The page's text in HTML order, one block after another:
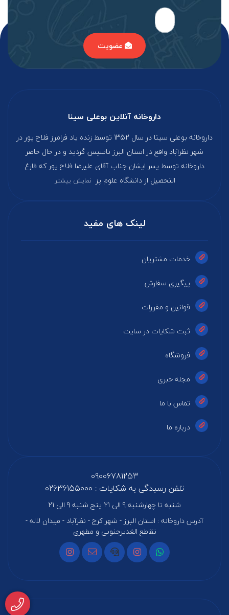
عضویت
داروخانه آنلاین بوعلی سینا
داروخانه بوعلی سینا در سال 1352 توسط زنده یاد فرامرز فلاح پور در
شهر نظرآباد واقع در استان البرز تاسیس گردید و در حال حاضر
داروخانه توسط پسر ایشان جناب آقای علیرضا فلاح پور که فارغ‌
التحصیل از دانشگاه علوم پز نمایش بیشتر
لینک های مفید
خدمات مشتریان
پیگیری سفارش
قوانین و مقررات
ثبت شکایات در سایت
فروشگاه
مجله خبری
تماس با ما
درباره ما
09006781253
تلفن رسیدگی به شکایات : 02636155000
شنبه تا چهارشنبه 9 الی 21 پنج شنبه 9 الی 21
آدرس داروخانه : استان البرز - شهر کرج - نظرآباد - میدان لاله -
تقاطع الغدیرجنوبی و مطهری